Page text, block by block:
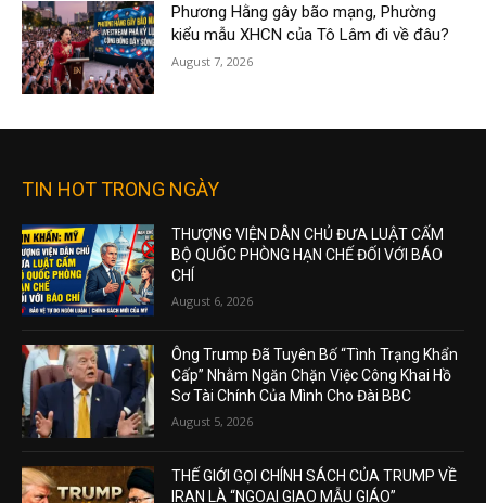
Phương Hằng gây bão mạng, Phường
kiểu mẫu XHCN của Tô Lâm đi về đâu?
August 7, 2026
TIN HOT TRONG NGÀY
THƯỢNG VIỆN DÂN CHỦ ĐƯA LUẬT CẤM
BỘ QUỐC PHÒNG HẠN CHẾ ĐỐI VỚI BÁO
CHÍ
August 6, 2026
Ông Trump Đã Tuyên Bố “Tình Trạng Khẩn
Cấp” Nhằm Ngăn Chặn Việc Công Khai Hồ
Sơ Tài Chính Của Mình Cho Đài BBC
August 5, 2026
THẾ GIỚI GỌI CHÍNH SÁCH CỦA TRUMP VỀ
IRAN LÀ “NGOẠI GIAO MẪU GIÁO”